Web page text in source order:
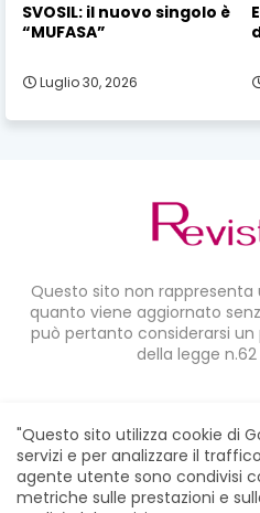
SVOSIL: il nuovo singolo è
“MUFASA”
Luglio 30, 2026
Questo sito non
quanto viene aggiornato
può pertanto considerarsi
della legge n.62
"Questo sito utilizza cookie di
servizi e per analizzare il
agente utente sono condivisi
metriche sulle prestazioni e